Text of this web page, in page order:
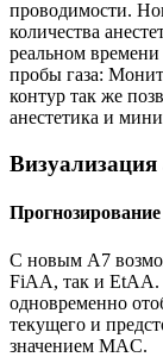
проводимости.
количества
реальном времени
пробы газа:
контур так же
анестетика и
Визуализация
Прогнозирование
С новым A7
FiAА, так и EtAA.
одновременно
текущего и
значением MAC.